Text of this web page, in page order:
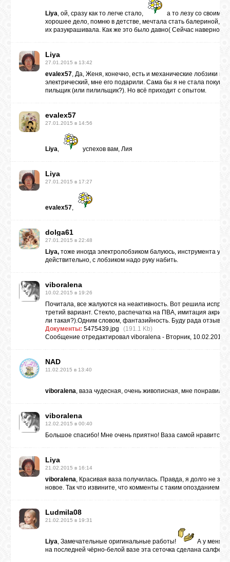
Liya, ой, сразу как то легче стало,
а то лезу со своими
хорошее дело, помню в детстве, мечтала стать балериной,
их разукрашивала. Как же это было давно( Сейчас наверное
Liya
27.01.2015 в 13:42
evalex57, Да, Женя, конечно, есть и механические лобзики
электрический, мне его подарили. Сама бы я не стала
пильщик (или пилильщик?). Но всё приходит с опытом.
evalex57
27.01.2015 в 14:56
Liya, успехов вам, Лия
Liya
27.01.2015 в 17:27
evalex57,
dolga61
27.01.2015 в 22:48
Liya, тоже иногда электролобзиком балуюсь, инструмента у
действительно, с лобзиком надо руку набить.
viboralena
10.02.2015 в 19:26
Почитала, все жалуются на неактивность. Вот решила
третий вариант. Стекло, распечатка на ПВА, имитация
ли такая?).Одним словом, фантазийность. Буду рада отзывам,
Документы: 5475439.jpg
(191.1 Kb)
Сообщение отредактировал viboralena - Вторник, 10.02.2015,
NAD
11.02.2015 в 13:40
viboralena, ваза чудесная, очень живописная, мне
viboralena
12.02.2015 в 00:40
Большое спасибо! Мне очень приятно! Ваза самой нравится,
Liya
21.02.2015 в 16:14
viboralena, Красивая ваза получилась. Правда, я долго не
новое. Так что извините, что комменты с таким опозданием.
Ludmila08
21.02.2015 в 19:31
Liya, Замечательные оригинальные работы!
А у меня
на последней чёрно-белой вазе эта сеточка сделана